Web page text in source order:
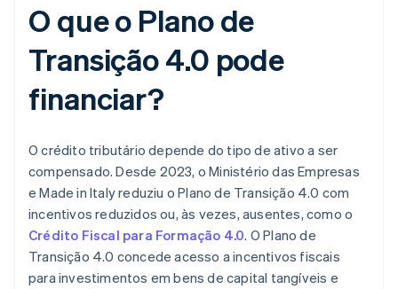
O que o Plano de
Transição 4.0 pode
financiar?
O crédito tributário depende do tipo de ativo a ser
compensado. Desde 2023, o Ministério das Empresas
e Made in Italy reduziu o Plano de Transição 4.0 com
incentivos reduzidos ou, às vezes, ausentes, como o
Crédito Fiscal para Formação 4.0. O Plano de
Transição 4.0 concede acesso a incentivos fiscais
para investimentos em bens de capital tangíveis e